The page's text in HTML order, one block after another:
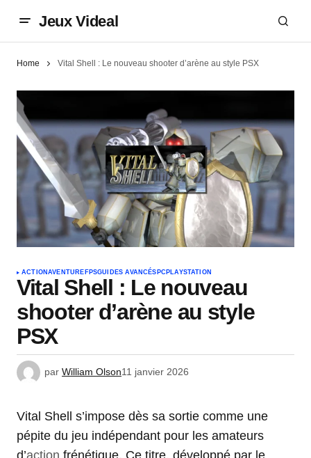
Jeux Videal
Home Vital Shell : Le nouveau shooter d’arène au style PSX
ACTIONAVENTURE FPSGUIDES AVANCÉS PC PLAYSTATION
Vital Shell : Le nouveau
shooter d’arène au style
PSX
par William Olson11 janvier 2026
Vital Shell s’impose dès sa sortie comme une
pépite du jeu indépendant pour les amateurs